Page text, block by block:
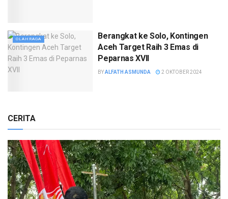
OLAHRAGA
Berangkat ke Solo, Kontingen
Aceh Target Raih 3 Emas di
Peparnas XVII
BYALFATH ASMUNDA 2 OKTOBER 2024
CERITA